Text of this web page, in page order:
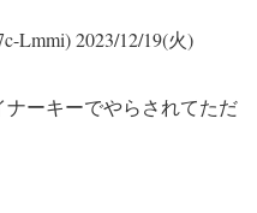
Lmmi)2023/12/19(火)
ーキーでやらされてただ